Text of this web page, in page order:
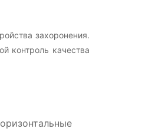
захоронения.
контроль качества